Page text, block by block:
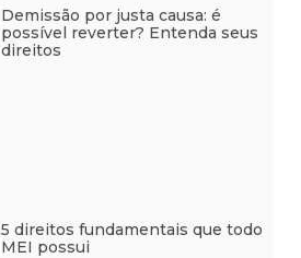
Demissão por justa causa: é
possível reverter? Entenda seus
direitos
5 direitos fundamentais que todo
MEI possui